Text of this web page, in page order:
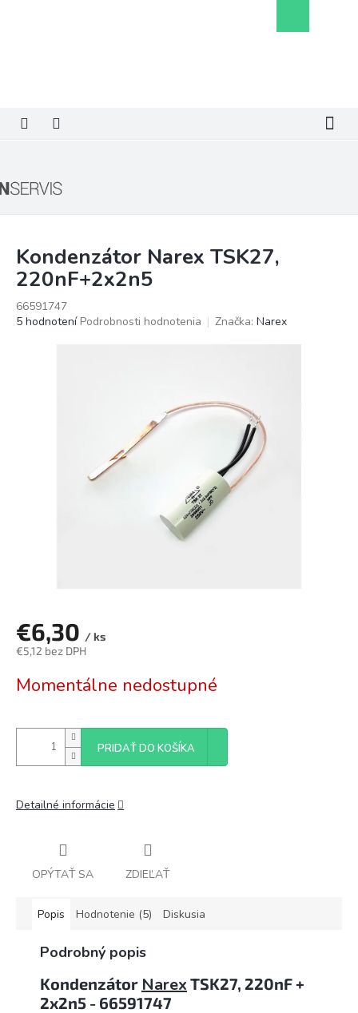
košík
Kondenzátor Narex TSK27,
220nF+2x2n5
66591747
Priemerné
5 hodnotení Podrobnosti hodnotenia Značka: Narex
€6,30 / ks
€5,12 bez DPH
cena:
Momentálne nedostupné
PRIDAŤ DO KOŠÍKA
Detailné informácie
OPÝTAŤ SA ZDIEĽAŤ
Popis Hodnotenie (5) Diskusia
Podrobný popis
Kondenzátor Narex TSK27, 220nF +
2x2n5 - 66591747